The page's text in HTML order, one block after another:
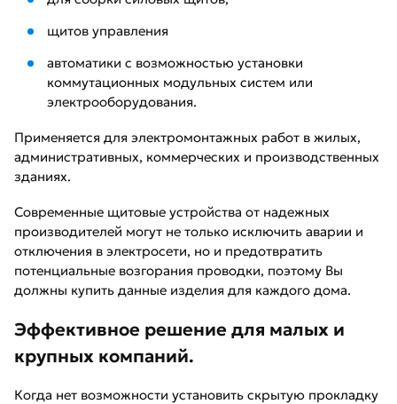
щитов управления
автоматики с возможностью установки
коммутационных модульных систем или
электрооборудования.
Применяется для электромонтажных работ в жилых,
административных, коммерческих и производственных
зданиях.
Современные щитовые устройства от надежных
производителей могут не только исключить аварии и
отключения в электросети, но и предотвратить
потенциальные возгорания проводки, поэтому Вы
должны купить данные изделия для каждого дома.
Эффективное решение для малых и
крупных компаний.
Когда нет возможности установить скрытую прокладку